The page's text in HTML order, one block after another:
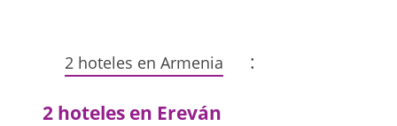
2 hoteles en Armenia :
2 hoteles en Ereván